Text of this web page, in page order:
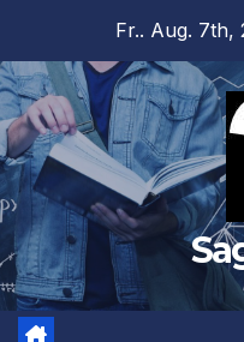
springen
Fr.. Aug. 7th,